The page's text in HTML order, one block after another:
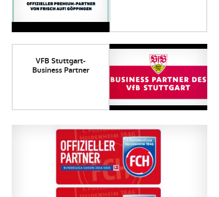
VFB Stuttgart-
Business Partner